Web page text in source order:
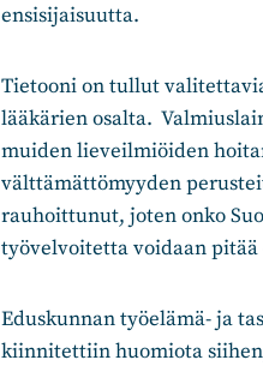
ensisijaisuutta.
Tietooni on tullut
lääkärien osalta.
muiden lieveilmiöiden
välttämättömyyden
rauhoittunut, joten onko
työvelvoitetta voidaan pitää
Eduskunnan työelämä- ja
kiinnitettiin huomiota